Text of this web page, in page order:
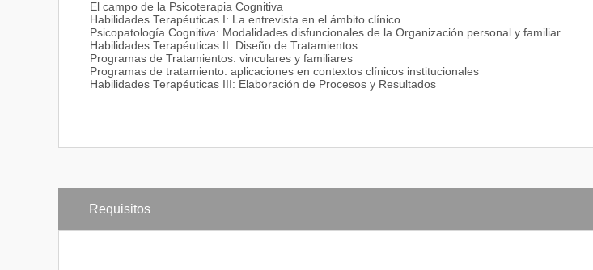
El campo de la Psicoterapia Cognitiva
Habilidades Terapéuticas I: La entrevista en el ámbito clínico
Psicopatología Cognitiva: Modalidades disfuncionales de la Organización personal y familiar
Habilidades Terapéuticas II: Diseño de Tratamientos
Programas de Tratamientos: vinculares y familiares
Programas de tratamiento: aplicaciones en contextos clínicos institucionales
Habilidades Terapéuticas III: Elaboración de Procesos y Resultados
Requisitos